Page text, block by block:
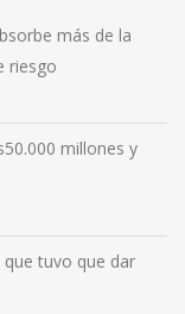
más de la
riesgo
millones y
que tuvo que dar